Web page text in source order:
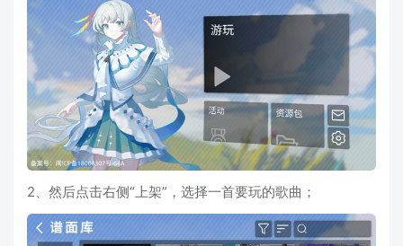
2、然后点击右侧“上架”，选择一首要玩的歌曲；